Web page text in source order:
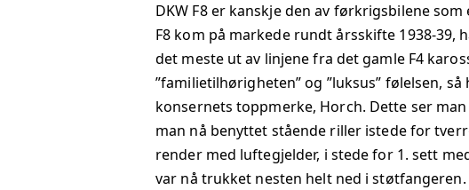
DKW F4
DKW F5 1935
DKW F7 1936
DKW F8 1939
DKW F8 er kanskje den av førkrigsbilene
F8 kom på markede rundt årsskifte 1938-39,
det meste ut av linjene fra det gamle F4
”familietilhørigheten” og ”luksus” følelsen,
konsernets toppmerke, Horch. Dette ser
man nå benyttet stående riller istede for
render med luftegjelder, i stede for 1. sett
var nå trukket nesten helt ned i